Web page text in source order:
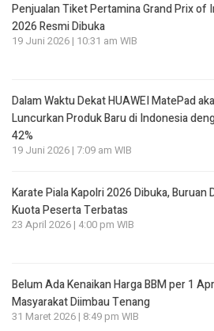
Penjualan Tiket Pertamina Grand Prix of
2026 Resmi Dibuka
19 Juni 2026 | 10:31 am WIB
Dalam Waktu Dekat HUAWEI MatePad
Luncurkan Produk Baru di Indonesia
42%
19 Juni 2026 | 7:09 am WIB
Karate Piala Kapolri 2026 Dibuka, Buruan
Kuota Peserta Terbatas
23 April 2026 | 4:00 pm WIB
Belum Ada Kenaikan Harga BBM per 1
Masyarakat Diimbau Tenang
31 Maret 2026 | 8:49 pm WIB